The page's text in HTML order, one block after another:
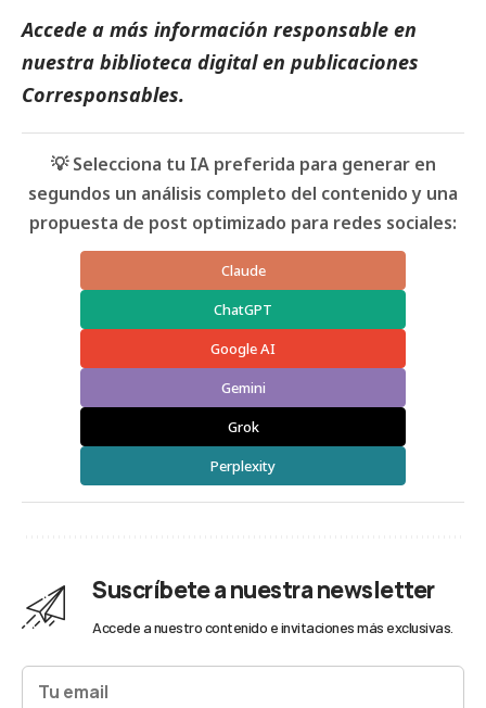
Accede a más información responsable en
nuestra biblioteca digital en publicaciones
Corresponsables.
💡 Selecciona tu IA preferida para generar en
segundos un análisis completo del contenido y una
propuesta de post optimizado para redes sociales:
Claude
ChatGPT
Google AI
Gemini
Grok
Perplexity
Suscríbete a nuestra newsletter
Accede a nuestro contenido e invitaciones más exclusivas.